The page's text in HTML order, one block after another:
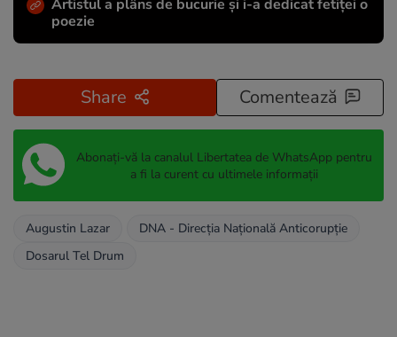
Artistul a plâns de bucurie și i-a dedicat fetiței o
poezie
Share Comentează
Abonați-vă la canalul Libertatea de WhatsApp pentru
a fi la curent cu ultimele informații
Augustin Lazar
DNA - Direcția Națională Anticorupție
Dosarul Tel Drum